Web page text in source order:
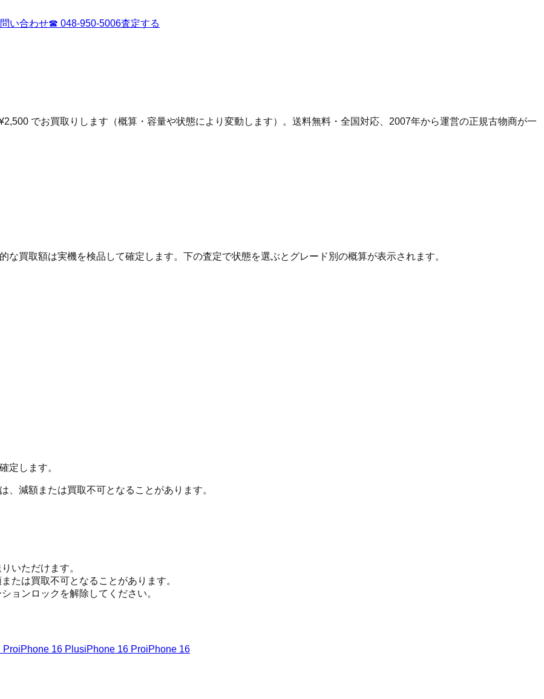
い合わせ☎ 048-950-5006査定する
でお買取りします（概算・容量や状態により変動します）。 送料無料・全国対応、 2007年から運営の正規古物商が一
買取額は実機を検品して確定します。下の査定で状態を選ぶとグレード別の概算が表示されます。
定します。
減額または買取不可となることがあります。
いただけます。
たは買取不可となることがあります。
ョンロックを解除してください。
ProiPhone 16 PlusiPhone 16 ProiPhone 16